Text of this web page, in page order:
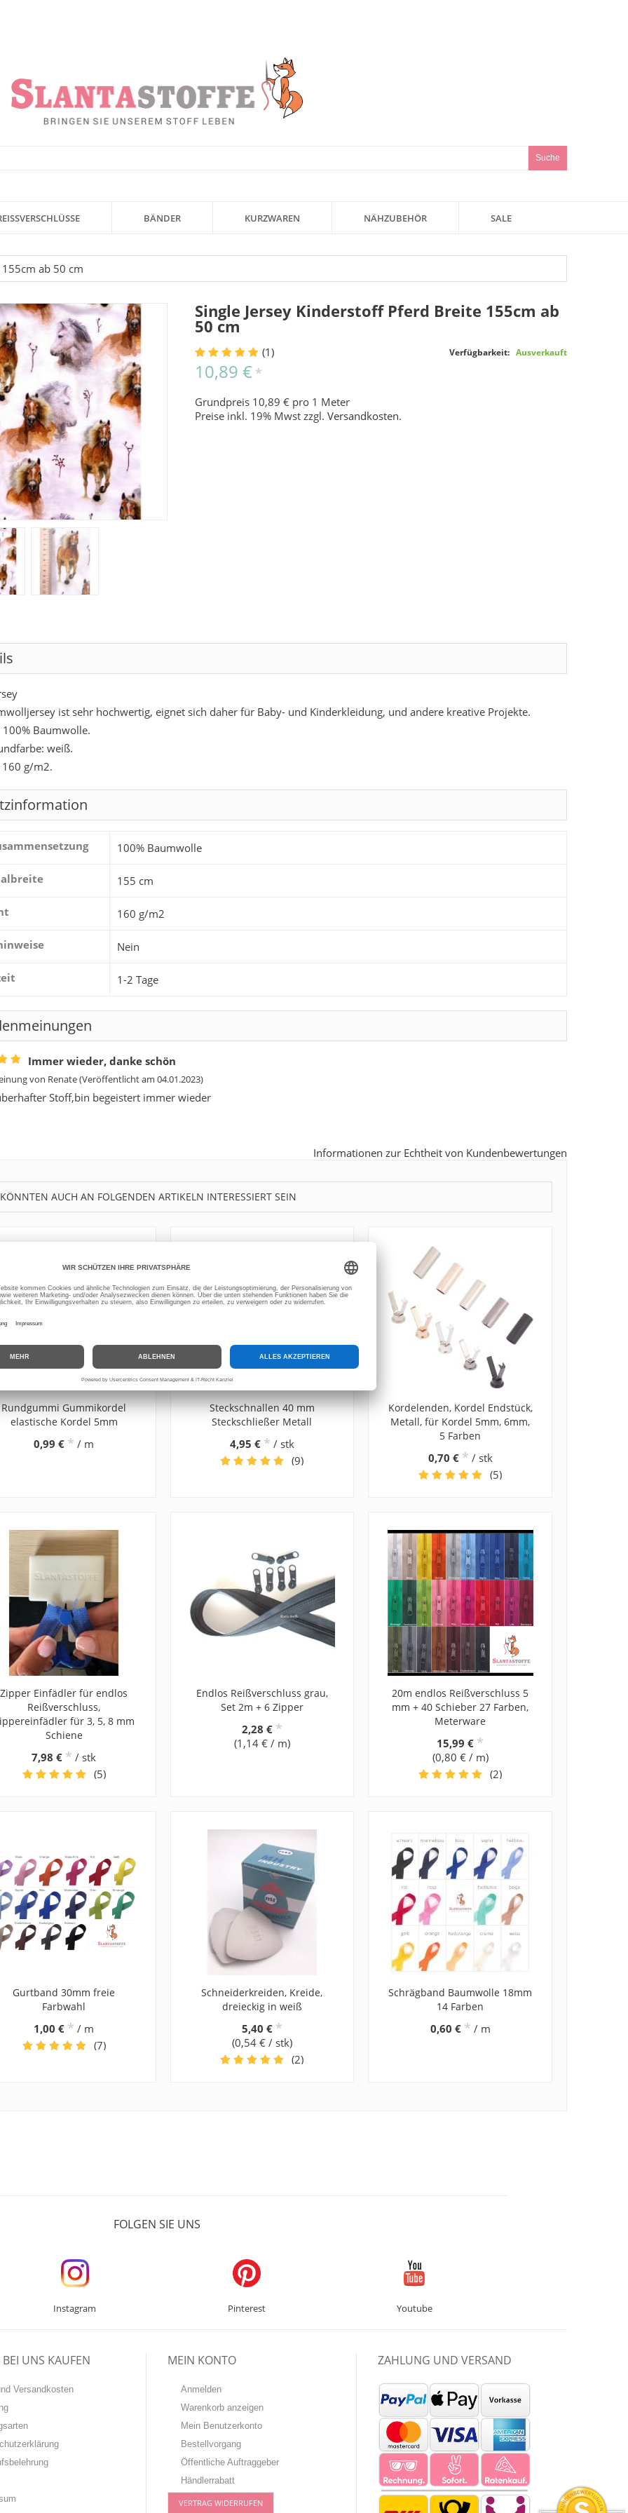
Suche
BÄNDER KURZWAREN NÄHZUBEHÖR SALE
ab 50 cm
Single Jersey Kinderstoff Pferd Breite 155cm ab
50 cm
(1) Verfügbarkeit: Ausverkauft
10,89 € *
Grundpreis 10,89 € pro 1 Meter
Preise inkl. 19% Mwst zzgl.Versandkosten.
ist sehr hochwertig, eignet sich daher für Baby- und Kinderkleidung, und andere kreative Projekte.
Baumwolle.
weiß.
g/m2.
100% Baumwolle
155 cm
160 g/m2
Nein
1-2 Tage
Immer wieder, danke schön
von Renate(Veröffentlicht am 04.01.2023)
Stoff,bin begeistert immer wieder
Informationen zur Echtheit von Kundenbewertungen
AUCH AN FOLGENDEN ARTIKELN INTERESSIERT SEIN
Rundgummi Gummikordel
elastische Kordel 5mm
0,99 € * / m
Steckschnallen 40 mm
Steckschließer Metall
4,95 € * / stk
(9)
Kordelenden, Kordel Endstück,
Metall, für Kordel 5mm, 6mm,
5 Farben
0,70 € * / stk
(5)
Zipper Einfädler für endlos
Reißverschluss,
für 3, 5, 8 mm
Schiene
7,98 € * / stk
(5)
Endlos Reißverschluss grau,
Set 2m + 6 Zipper
2,28 € *
(1,14 € / m)
20m endlos Reißverschluss 5
mm + 40 Schieber 27 Farben,
Meterware
15,99 € *
(0,80 € / m)
(2)
Gurtband 30mm freie
Farbwahl
1,00 € * / m
(7)
Schneiderkreiden, Kreide,
dreieckig in weiß
5,40 € *
(0,54 € / stk)
(2)
Schrägband Baumwolle 18mm
14 Farben
0,60 € * / m
FOLGEN SIE UNS
Instagram Pinterest Youtube
UNS KAUFEN
Versandkosten
MEIN KONTO
Anmelden
Warenkorb anzeigen
Mein Benutzerkonto
Bestellvorgang
Öffentliche Auftraggeber
Händlerrabatt
VERTRAG WIDERRUFEN
ZAHLUNG UND VERSAND